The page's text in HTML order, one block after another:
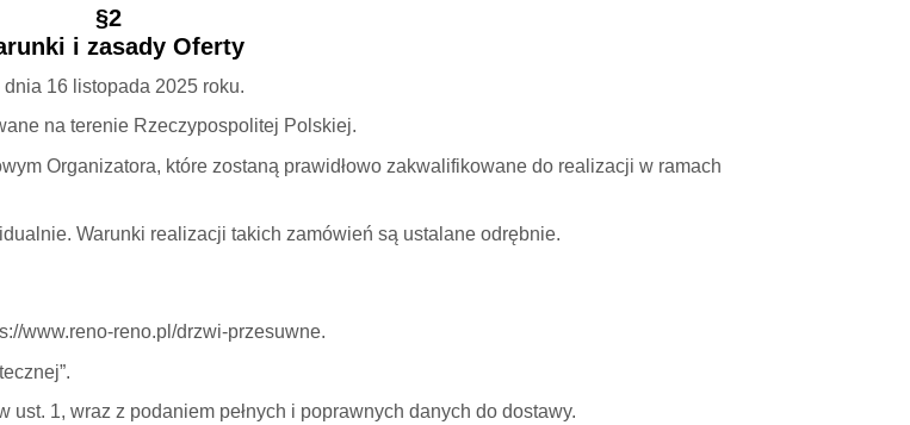
§2
i zasady Oferty
dnia 16 listopada 2025 roku.
na terenie Rzeczypospolitej Polskiej.
Organizatora, które zostaną prawidłowo zakwalifikowane do realizacji w ramach
Warunki realizacji takich zamówień są ustalane odrębnie.
www.reno-reno.pl/drzwi-przesuwne.
1, wraz z podaniem pełnych i poprawnych danych do dostawy.